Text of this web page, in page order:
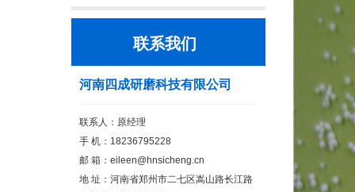
联系我们
河南四成研磨科技有限公司
联系人：原经理
手 机：18236795228
邮 箱： eileen@hnsicheng.cn
地 址：河南省郑州市二七区嵩山路长江路